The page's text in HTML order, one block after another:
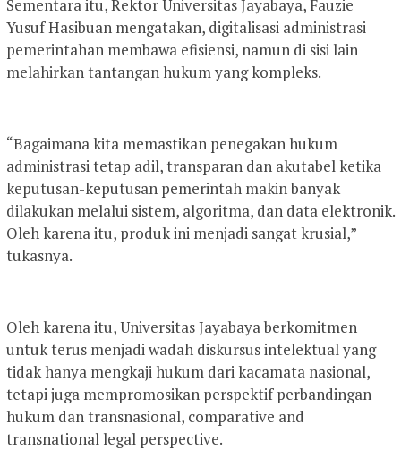
Sementara itu, Rektor Universitas Jayabaya, Fauzie
Yusuf Hasibuan mengatakan, digitalisasi administrasi
pemerintahan membawa efisiensi, namun di sisi lain
melahirkan tantangan hukum yang kompleks.
“Bagaimana kita memastikan penegakan hukum
administrasi tetap adil, transparan dan akutabel ketika
keputusan-keputusan pemerintah makin banyak
dilakukan melalui sistem, algoritma, dan data elektronik.
Oleh karena itu, produk ini menjadi sangat krusial,”
tukasnya.
Oleh karena itu, Universitas Jayabaya berkomitmen
untuk terus menjadi wadah diskursus intelektual yang
tidak hanya mengkaji hukum dari kacamata nasional,
tetapi juga mempromosikan perspektif perbandingan
hukum dan transnasional, comparative and
transnational legal perspective.